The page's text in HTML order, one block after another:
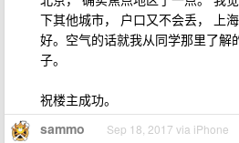
下其他城市， 户口又不会丢， 上
好。空气的话就我从同学那里了解
子。
祝楼主成功。
sammo Sep 18, 2017 via iPhone